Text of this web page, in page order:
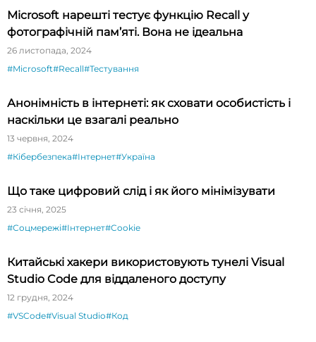
Microsoft нарешті тестує функцію Recall у
фотографічній пам’яті. Вона не ідеальна
26 листопада, 2024
#Microsoft#Recall#Тестування
Анонімність в інтернеті: як сховати особистість і
наскільки це взагалі реально
13 червня, 2024
#Кібербезпека#Інтернет#Україна
Що таке цифровий слід і як його мінімізувати
23 січня, 2025
#Соцмережі#Інтернет#Cookie
Китайські хакери використовують тунелі Visual
Studio Code для віддаленого доступу
12 грудня, 2024
#VSCode#Visual Studio#Код